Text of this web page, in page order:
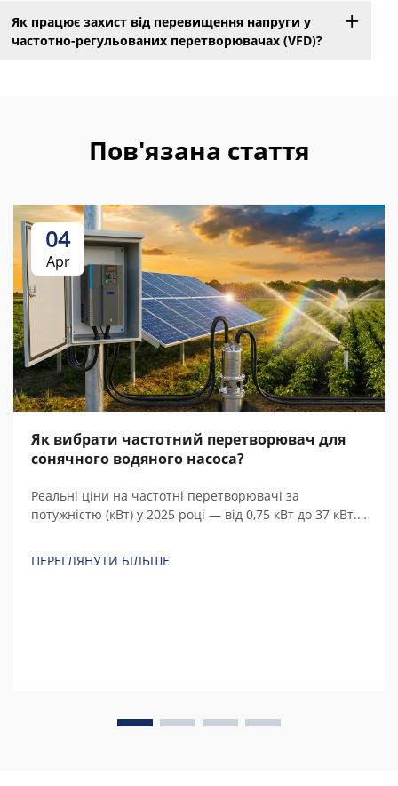
Як працює захист від перевищення напруги у
частотно-регульованих перетворювачах (VFD)?
Пов'язана стаття
04
Apr
Як вибрати частотний перетворювач для
сонячного водяного насоса?
Реальні ціни на частотні перетворювачі за
потужністю (кВт) у 2025 році — від 0,75 кВт до 37 кВт.
володіння.
ПЕРЕГЛЯНУТИ БІЛЬШЕ